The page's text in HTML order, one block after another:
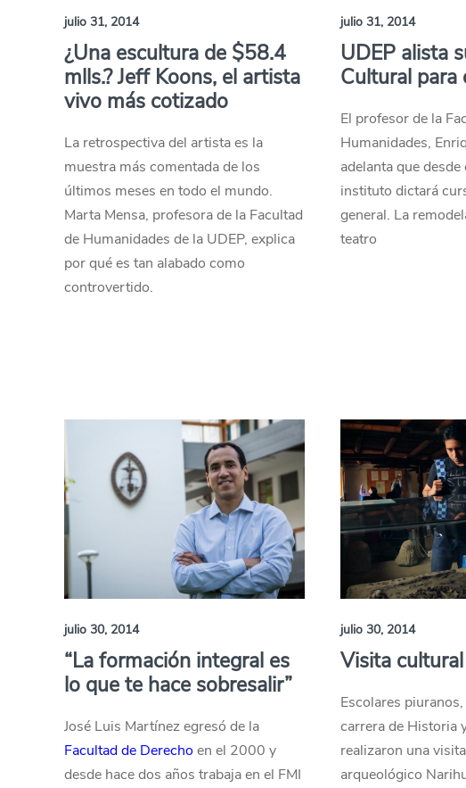
julio 31, 2014
¿Una escultura de $58.4
mlls.? Jeff Koons, el artista
vivo más cotizado
La retrospectiva del artista es la
muestra más comentada de los
últimos meses en todo el mundo.
Marta Mensa, profesora de la Facultad
de Humanidades de la UDEP, explica
por qué es tan alabado como
controvertido.
julio 31, 2014
UDEP alista
Cultural para
El profesor de la
Humanidades,
adelanta que
instituto dictará
general. La
teatro
julio 30, 2014
“La formación integral es
lo que te hace sobresalir”
José Luis Martínez egresó de la
Facultad de Derecho en el 2000 y
desde hace dos años trabaja en el FMI
julio 30, 2014
Visita
Escolares
carrera de Historia
realizaron una
arqueológico